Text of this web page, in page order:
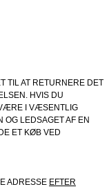
TIL AT RETURNERE DET
HVIS DU
I VÆSENTLIG
OG LEDSAGET AF EN
ET KØB VED
ADRESSE EFTER